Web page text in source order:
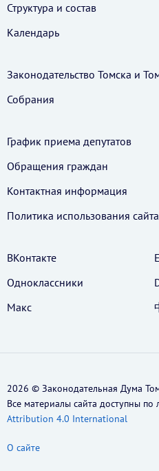
Структура и состав
Календарь
Законодательство Томска и
Собрания
График приема депутатов
Обращения граждан
Контактная информация
Политика использования
ВКонтакте
Одноклассники
Макс
2026 © Законодательная Дума
Все материалы сайта доступны по
Attribution 4.0 International
О сайте